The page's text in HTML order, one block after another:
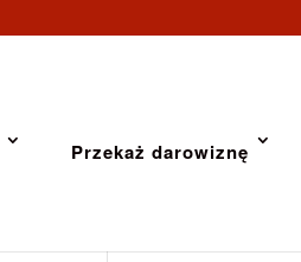
Przekaż darowiznę